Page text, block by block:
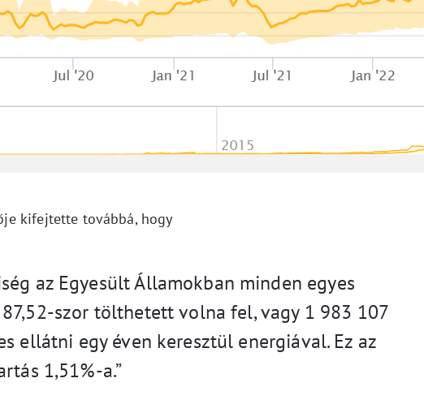
kifejtette továbbá, hogy
az Egyesült Államokban minden egyes
szor tölthetett volna fel, vagy 1 983 107
ellátni egy éven keresztül energiával. Ez az
1,51%-a.”